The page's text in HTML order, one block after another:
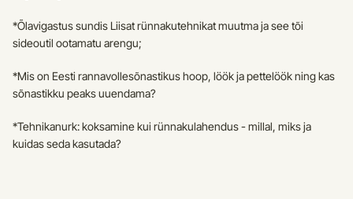
*Õlavigastus sundis Liisat rünnakutehnikat muutma ja see tõi
sideoutil ootamatu arengu;
*Mis on Eesti rannavollesõnastikus hoop, löök ja pettelöök ning kas
sõnastikku peaks uuendama?
*Tehnikanurk: koksamine kui rünnakulahendus - millal, miks ja
kuidas seda kasutada?